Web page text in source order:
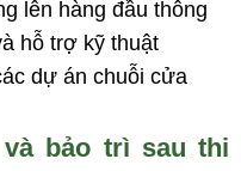
lên hàng đầu thông
hỗ trợ kỹ thuật
dự án chuỗi cửa
bảo trì sau thi